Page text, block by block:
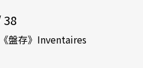
盤存》Inventaires